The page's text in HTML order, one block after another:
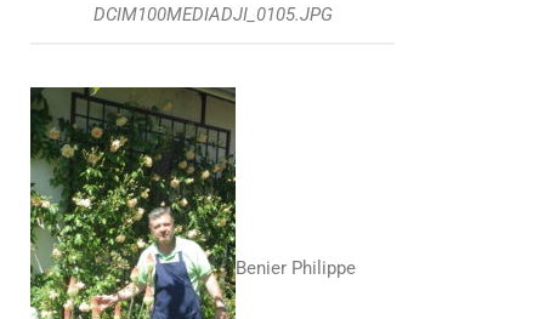
DCIM100MEDIADJI_0105.JPG
Benier Philippe